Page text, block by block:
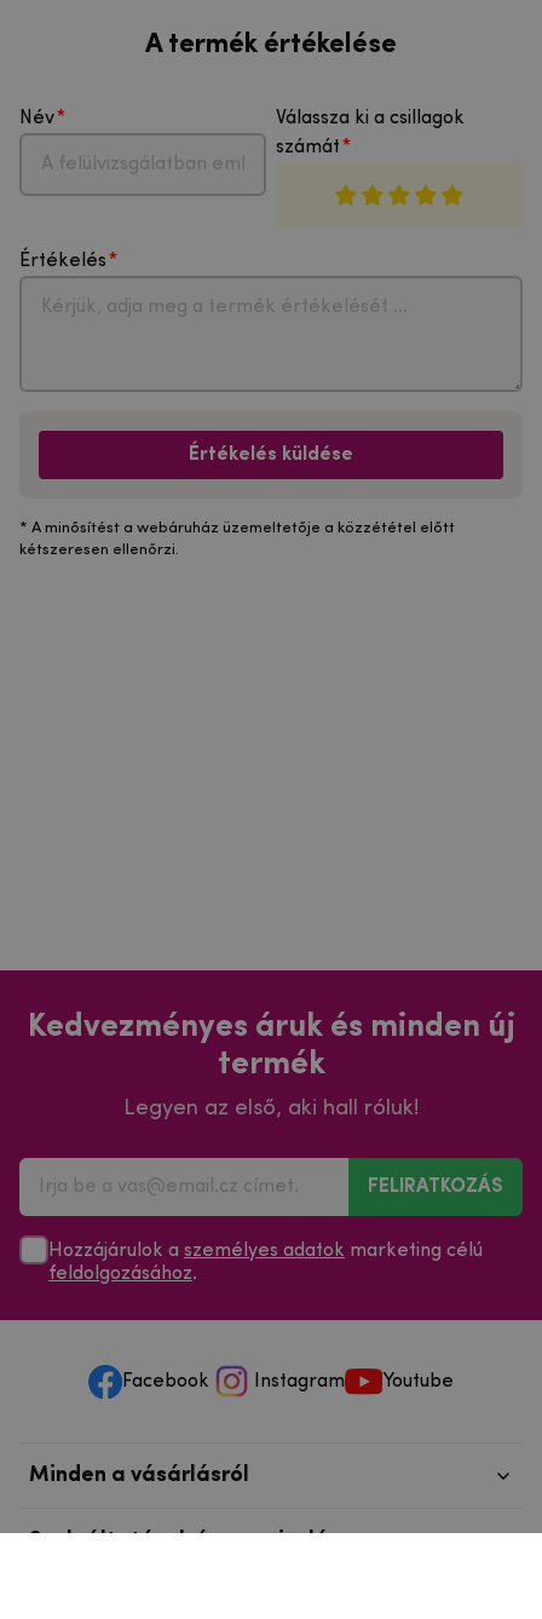
A termék értékelése
Név
Válassza ki a csillagok
számát
Értékelés
Értékelés küldése
* A minősítést a webáruház üzemeltetője a közzététel előtt
kétszeresen ellenőrzi.
Kedvezményes áruk és minden új
termék
Legyen az első, aki hall róluk!
FELIRATKOZÁS
Hozzájárulok a személyes adatok marketing célú
feldolgozásához.
Facebook Instagram Youtube
Minden a vásárlásról